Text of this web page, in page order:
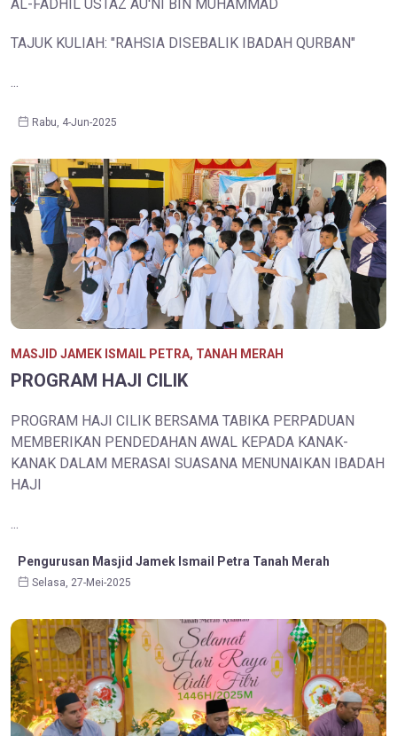
AL-FADHIL USTAZ AU'NI BIN MUHAMMAD
TAJUK KULIAH: "RAHSIA DISEBALIK IBADAH QURBAN"
...
Rabu, 4-Jun-2025
MASJID JAMEK ISMAIL PETRA, TANAH MERAH
PROGRAM HAJI CILIK
PROGRAM HAJI CILIK BERSAMA TABIKA PERPADUAN
MEMBERIKAN PENDEDAHAN AWAL KEPADA KANAK-
KANAK DALAM MERASAI SUASANA MENUNAIKAN IBADAH
HAJI
...
Pengurusan Masjid Jamek Ismail Petra Tanah Merah
Selasa, 27-Mei-2025